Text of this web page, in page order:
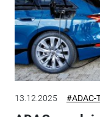
13.12.2025 #ADAC-